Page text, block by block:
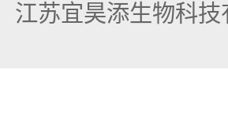
江苏宜昊添生物科技